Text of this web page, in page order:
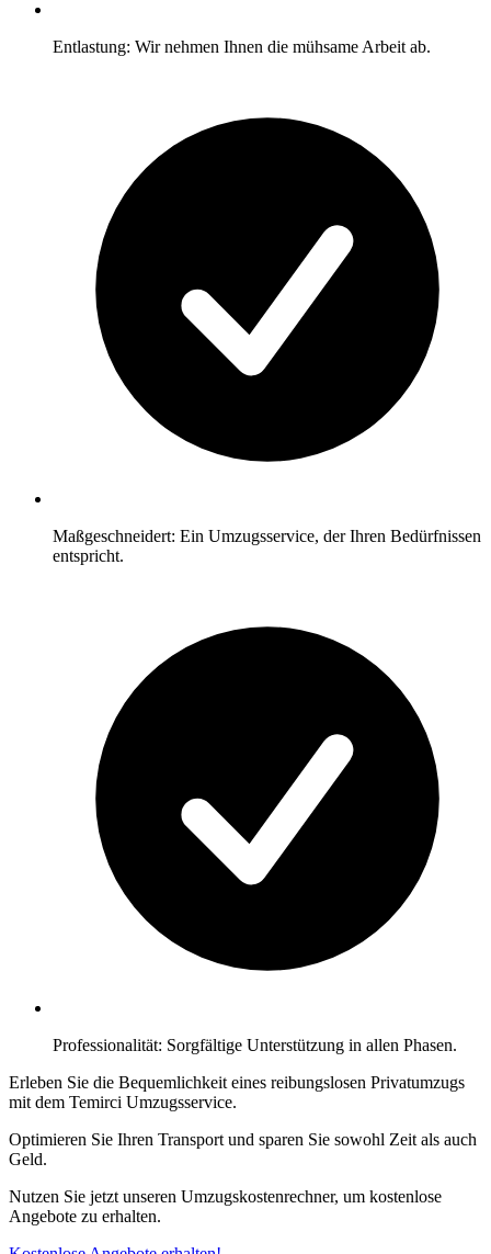
Entlastung: Wir nehmen Ihnen die mühsame Arbeit ab.
Maßgeschneidert: Ein Umzugsservice, der Ihren Bedürfnissen
entspricht.
Professionalität: Sorgfältige Unterstützung in allen Phasen.
Erleben Sie die Bequemlichkeit eines reibungslosen Privatumzugs
mit dem Temirci Umzugsservice.
Optimieren Sie Ihren Transport und sparen Sie sowohl Zeit als auch
Geld.
Nutzen Sie jetzt unseren Umzugskostenrechner, um kostenlose
Angebote zu erhalten.